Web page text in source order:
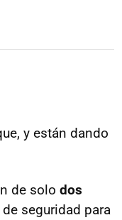
y están dando
de solo dos
seguridad para